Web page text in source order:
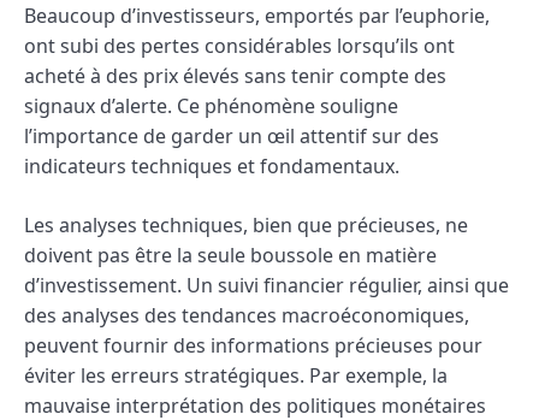
Beaucoup d’investisseurs, emportés par l’euphorie,
ont subi des pertes considérables lorsqu’ils ont
acheté à des prix élevés sans tenir compte des
signaux d’alerte. Ce phénomène souligne
l’importance de garder un œil attentif sur des
indicateurs techniques et fondamentaux.
Les analyses techniques, bien que précieuses, ne
doivent pas être la seule boussole en matière
d’investissement. Un suivi financier régulier, ainsi que
des analyses des tendances macroéconomiques,
peuvent fournir des informations précieuses pour
éviter les erreurs stratégiques. Par exemple, la
mauvaise interprétation des politiques monétaires